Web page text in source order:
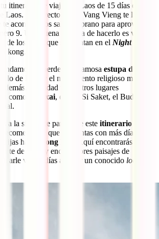
itinerario de viaje por Laos de 15 días es
Laos. El trayecto desde Vang Vieng te llevará
te aconsejamos salir temprano para aprovechar
9. Una buena manera de hacerlo es viendo
de los bares que se montan en el Night
no perderte la famosa estupa de Pha
de Laos y el monumento religioso más
la ciudad tiene otros lugares
como
Patuxai, el Wat Si Saket, el Buda Park
a la siguiente parada de este itinerario ideal
que si cuentas con más días para
hacia
Kong Lor
. Aquí encontrarás la
de Laos y encantadores paisajes de
varios días a hacer un conocido loop